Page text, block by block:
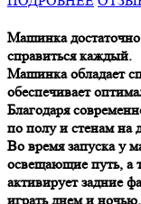
Машинка
справиться каждый.
Машинка обладает
обеспечивает
Благодаря
по полу и стенам на
Во время запуска у
освещающие путь, а
активирует задние
играть днем и ночью.